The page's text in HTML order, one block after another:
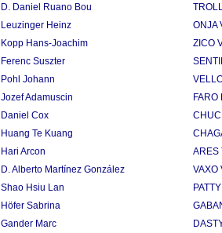
D. Daniel Ruano Bou
Leuzinger Heinz ONJA
Kopp Hans-Joachim ZICO
Ferenc Suszter
Pohl Johann
Jozef Adamuscin FARO
Daniel Cox
Huang Te Kuang
Hari Arcon ARES
D. Alberto Martínez González VAXO
Shao Hsiu Lan
Höfer Sabrina
Gander Marc